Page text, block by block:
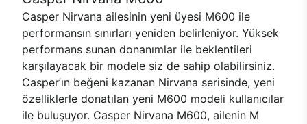
Casper Nirvana ailesinin yeni üyesi M600 ile
performansın sınırları yeniden belirleniyor. Yüksek
performans sunan donanımlar ile beklentileri
karşılayacak bir modele siz de sahip olabilirsiniz.
Casper’ın beğeni kazanan Nirvana serisinde, yeni
özelliklerle donatılan yeni M600 modeli kullanıcılar
ile buluşuyor. Casper Nirvana M600, ailenin M